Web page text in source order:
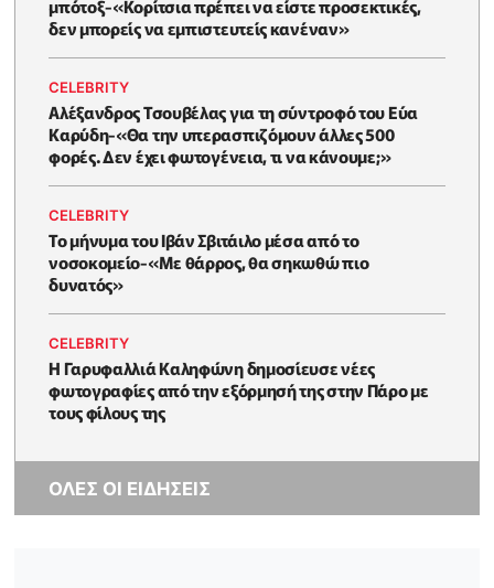
μπότοξ-«Κορίτσια πρέπει να είστε προσεκτικές,
δεν μπορείς να εμπιστευτείς κανέναν»
CELEBRITY
Αλέξανδρος Τσουβέλας για τη σύντροφό του Εύα
Καρύδη-«Θα την υπερασπιζόμουν άλλες 500
φορές. Δεν έχει φωτογένεια, τι να κάνουμε;»
CELEBRITY
Το μήνυμα του Ιβάν Σβιτάιλο μέσα από το
νοσοκομείο-«Με θάρρος, θα σηκωθώ πιο
δυνατός»
CELEBRITY
Η Γαρυφαλλιά Καληφώνη δημοσίευσε νέες
φωτογραφίες από την εξόρμησή της στην Πάρο με
τους φίλους της
ΟΛΕΣ ΟΙ ΕΙΔΗΣΕΙΣ